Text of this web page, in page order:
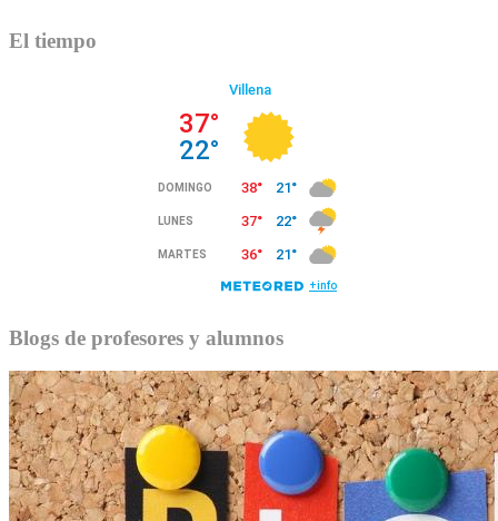
El tiempo
Blogs de profesores y alumnos